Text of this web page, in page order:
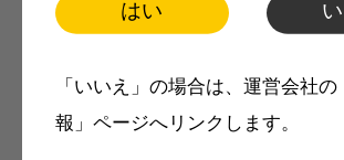
はい
「いいえ」の場合は、運営会社の
報」ページへリンクします。
製品価格も閲覧可